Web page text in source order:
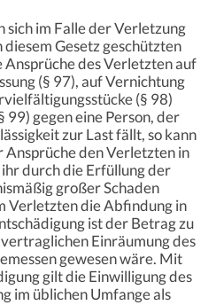
sich im Falle der Verletzung
diesem Gesetz geschützten
Ansprüche des Verletzten auf
(§ 97), auf Vernichtung
(§ 98)
gegen eine Person, der
zur Last fällt, so kann
den Verletzten in
durch die Erfüllung der
großer Schaden
Verletzten die Abfindung in
ist der Betrag zu
Einräumung des
gewesen wäre. Mit
gilt die Einwilligung des
im üblichen Umfange als